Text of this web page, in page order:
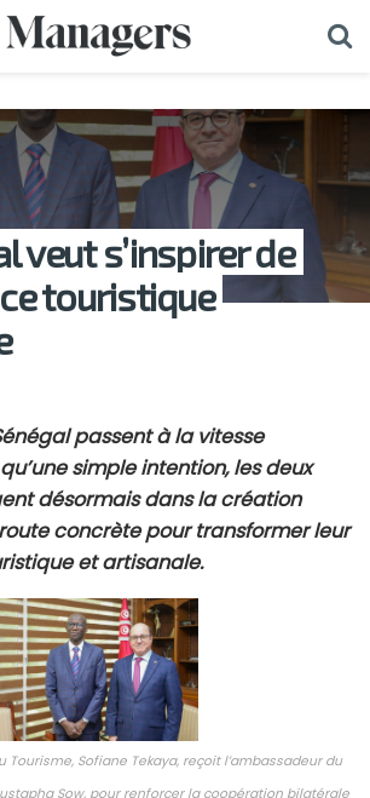
veut s’inspirer de
touristique
passent à la vitesse
simple intention, les deux
désormais dans la création
concrète pour transformer leur
et artisanale.